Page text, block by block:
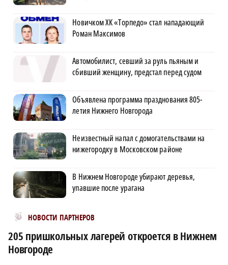
Новичком ХК «Торпедо» стал нападающий
Роман Максимов
Автомобилист, севший за руль пьяным и
сбивший женщину, предстал перед судом
Объявлена программа празднования 805-
летия Нижнего Новгорода
Неизвестный напал с домогательствами на
нижегородку в Московском районе
В Нижнем Новгороде убирают деревья,
упавшие после урагана
НОВОСТИ ПАРТНЕРОВ
Новости МирТесен
205 пришкольных лагерей откроется в Нижнем
Новгороде